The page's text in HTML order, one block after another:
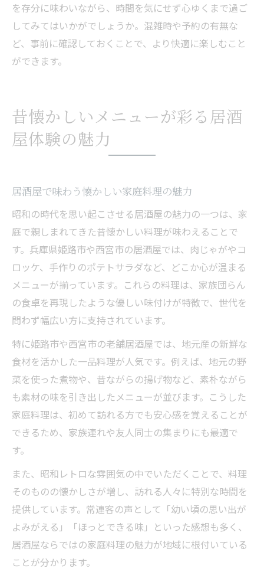
を存分に味わいながら、時間を気にせず心ゆくまで過ご
してみてはいかがでしょうか。混雑時や予約の有無な
ど、事前に確認しておくことで、より快適に楽しむこと
ができます。
昔懐かしいメニューが彩る居酒
屋体験の魅力
居酒屋で味わう懐かしい家庭料理の魅力
昭和の時代を思い起こさせる居酒屋の魅力の一つは、家
庭で親しまれてきた昔懐かしい料理が味わえることで
す。兵庫県姫路市や西宮市の居酒屋では、肉じゃがやコ
ロッケ、手作りのポテトサラダなど、どこか心が温まる
メニューが揃っています。これらの料理は、家族団らん
の食卓を再現したような優しい味付けが特徴で、世代を
問わず幅広い方に支持されています。
特に姫路市や西宮市の老舗居酒屋では、地元産の新鮮な
食材を活かした一品料理が人気です。例えば、地元の野
菜を使った煮物や、昔ながらの揚げ物など、素朴ながら
も素材の味を引き出したメニューが並びます。こうした
家庭料理は、初めて訪れる方でも安心感を覚えることが
できるため、家族連れや友人同士の集まりにも最適で
す。
また、昭和レトロな雰囲気の中でいただくことで、料理
そのものの懐かしさが増し、訪れる人々に特別な時間を
提供しています。常連客の声として「幼い頃の思い出が
よみがえる」「ほっとできる味」といった感想も多く、
居酒屋ならではの家庭料理の魅力が地域に根付いている
ことが分かります。